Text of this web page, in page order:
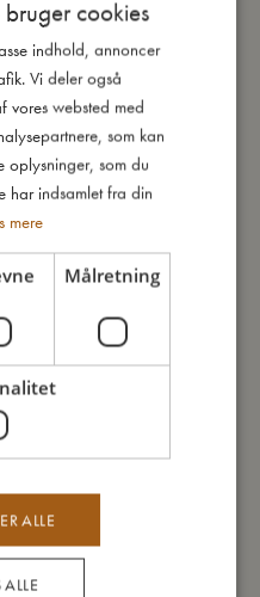
Story
Rolighed Olesen og Christian
DANISH
GERMAN
bruger cookies
indhold, annoncer
Vi deler også
vores websted med
som kan
oplysninger, som du
har indsamlet fra din
mere
Målretning
ALLE